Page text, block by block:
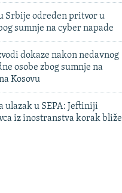
Srbije određen pritvor u
sumnje na cyber napade
dokaze nakon nedavnog
osobe zbog sumnje na
Kosovu
ulazak u SEPA: Jeftiniji
iz inostranstva korak bliže